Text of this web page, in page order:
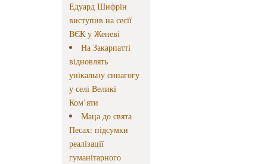
Едуард Шифрін
виступив на сесії
ВЄК у Женеві
На Закарпатті
відновлять
унікальну синагогу
у селі Великі
Ком’яти
Маца до свята
Песах: підсумки
реалізації
гуманітарного